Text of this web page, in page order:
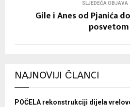
SLJEDEĆA OBJAVA
Gile i Anes od Pjanića
posvetom
NAJNOVIJI ČLANCI
POČELA rekonstrukciji dijela